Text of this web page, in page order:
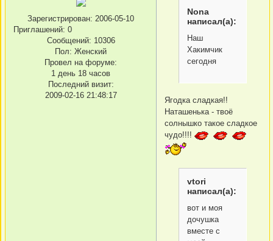
Зарегистрирован: 2006-05-10
Приглашений: 0
Сообщений: 10306
Пол: Женский
Провел на форуме:
1 день 18 часов
Последний визит:
2009-02-16 21:48:17
Nona
написал(а):
Наш
Хакимчик
сегодня
Ягодка сладкая!!
Наташенька - твоё
солнышко такое сладкое
чудо!!!!
vtori
написал(а):
вот и моя
дочушка
вместе с